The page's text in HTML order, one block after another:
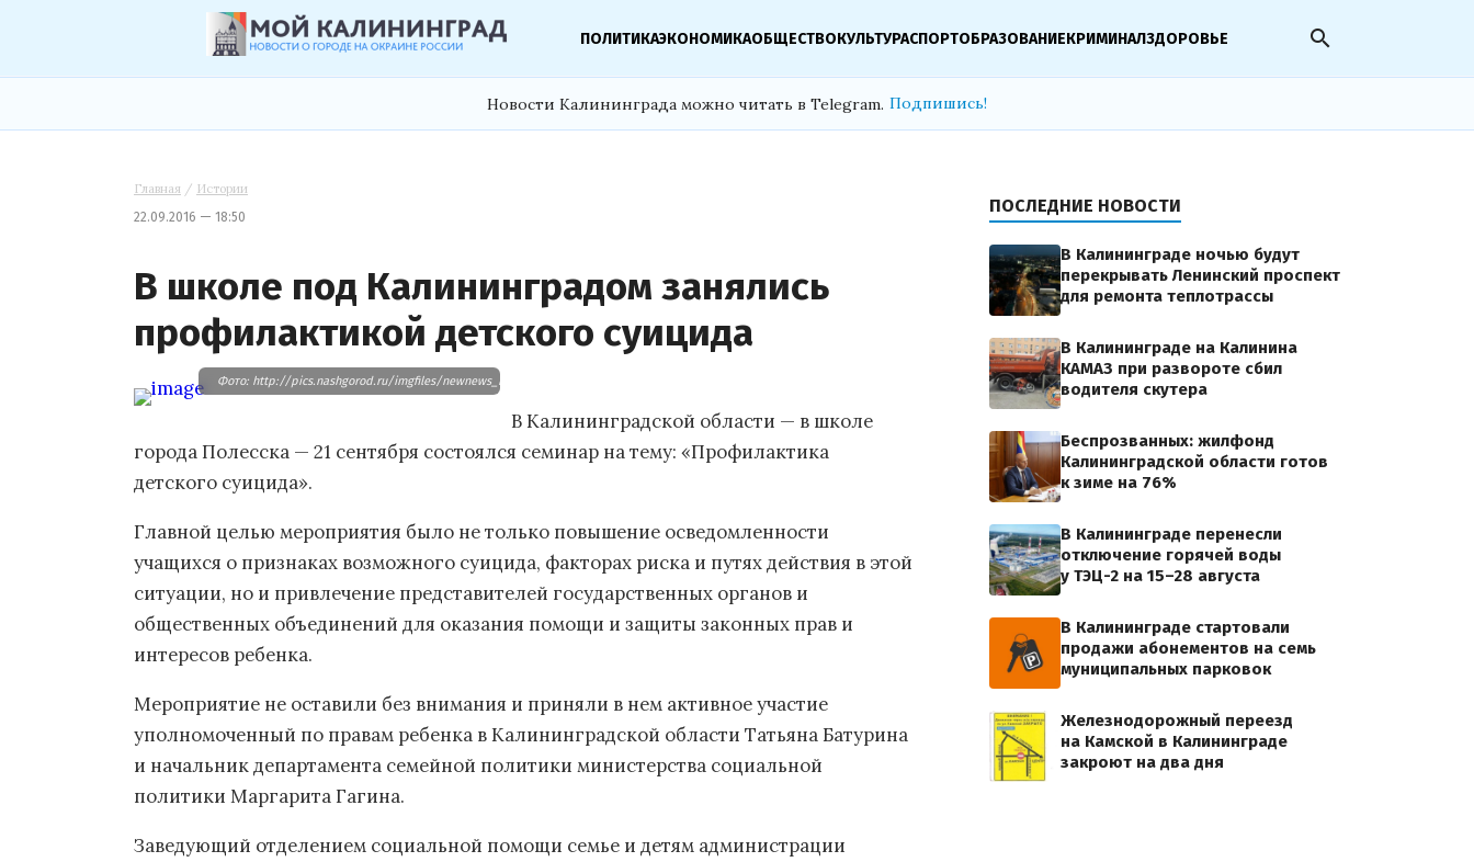
ПОЛИТИКАЭКОНОМИКАОБЩЕСТВОКУЛЬТУРАСПОРТОБРАЗОВАНИЕКРИМИНАЛЗДОРОВЬЕ search
Новости Калининграда можно читать в Telegram. Подпишись!
Главная / Истории
22.09.2016 — 18:50
В школе под Калининградом занялись
профилактикой детского суицида
Фото: http://pics.nashgorod.ru/imgfiles/newnews_imgs/2016/06/09/prev800_f19dc50419bf502ffd43a79e5eebc76e.jpg
В Калининградской области — в школе
города Полесска — 21 сентября состоялся семинар на тему: «Профилактика
детского суицида».
Главной целью мероприятия было не только повышение осведомленности
учащихся о признаках возможного суицида, факторах риска и путях действия в этой
ситуации, но и привлечение представителей государственных органов и
общественных объединений для оказания помощи и защиты законных прав и
интересов ребенка.
Мероприятие не оставили без внимания и приняли в нем активное участие
уполномоченный по правам ребенка в Калининградской области Татьяна Батурина
и начальник департамента семейной политики министерства социальной
политики Маргарита Гагина.
Заведующий отделением социальной помощи семье и детям администрации
ПОСЛЕДНИЕ НОВОСТИ
В Калининграде ночью будут
перекрывать Ленинский проспект
для ремонта теплотрассы
В Калининграде на Калинина
КАМАЗ при развороте сбил
водителя скутера
Беспрозванных: жилфонд
Калининградской области готов
к зиме на 76%
В Калининграде перенесли
отключение горячей воды
у ТЭЦ-2 на 15–28 августа
В Калининграде стартовали
продажи абонементов на семь
муниципальных парковок
Железнодорожный переезд
на Камской в Калининграде
закроют на два дня